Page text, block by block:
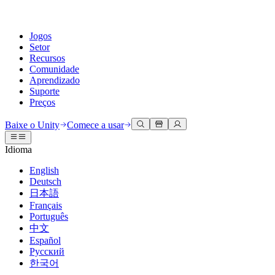
Jogos
Setor
Recursos
Comunidade
Aprendizado
Suporte
Preços
Engine do Unity
Crie jogos 2D e 3D para qualquer plataforma
Colaboração
Colabore e itere rapidamente com sua equipe
Baixe o Unity
Planos e preços
Implante
Multiplataforma
Colaboração 3D
Construa e revise projetos 3D em tempo real
Treinamento imersivo
Treine em ambientes imersivos
Experiências do cliente
Crie experiências interativas em 3D
Setores
Manufatura
Documentação
Ferramentas de desenvolvedor
Versões de lançamento e rastreador de problemas
Roteiro
Revisar recursos futuros
Glossário
Discussões
Eventos
Eventos globais e locais
Histórias da comunidade
Made with Unity
Mostrando criadores do Unity
Unity Learn
Domine habilidades do Unity gratuitamente
Treinamento profissional
Aprimore sua equipe com treinadores do Unity
É iniciante no Unity?
Conceitos básicos
Inicie seu aprendizado
Caminhos Essenciais do Unity
Obter ajuda
Ajudando você a ter sucesso com Unity
Planos de sucesso
Alcance seus objetivos mais rápido com suporte especializado
Perguntas frequentes
Respostas para perguntas comuns
Entre em contato conosco
Conecte-se com nossa equipe
Baixe o Unity Comece a usar
Idioma
English
Deutsch
日本語
Français
Português
中文
Español
Русский
한국어